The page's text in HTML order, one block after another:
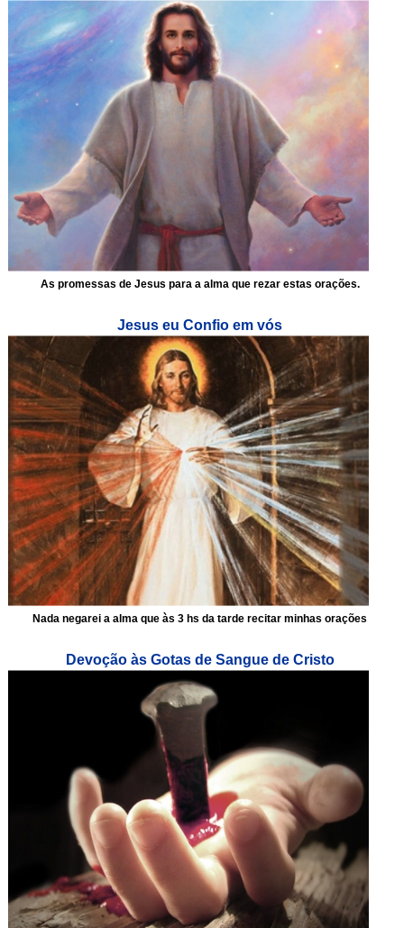
As promessas de Jesus para a alma que rezar estas orações.
Jesus eu Confio em vós
Nada negarei a alma que às 3 hs da tarde recitar minhas orações
Devoção às Gotas de Sangue de Cristo